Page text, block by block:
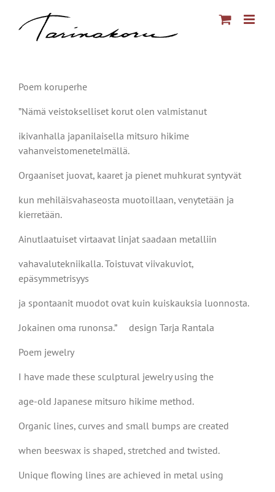
Poem koruperhe
”Nämä veistokselliset korut olen valmistanut
ikivanhalla japanilaisella mitsuro hikime
vahanveistomenetelmällä.
Orgaaniset juovat, kaaret ja pienet muhkurat syntyvät
kun mehiläisvahaseosta muotoillaan, venytetään ja
kierretään.
Ainutlaatuiset virtaavat linjat saadaan metalliin
vahavalutekniikalla. Toistuvat viivakuviot,
epäsymmetrisyys
ja spontaanit muodot ovat kuin kuiskauksia luonnosta.
Jokainen oma runonsa.” design Tarja Rantala
Poem jewelry
I have made these sculptural jewelry using the
age-old Japanese mitsuro hikime method.
Organic lines, curves and small bumps are created
when beeswax is shaped, stretched and twisted.
Unique flowing lines are achieved in metal using